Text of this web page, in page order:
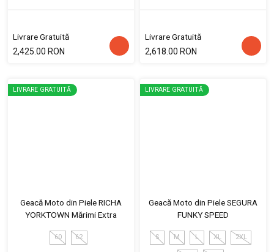
Livrare Gratuită
2,425.00 RON
Livrare Gratuită
2,618.00 RON
LIVRARE GRATUITĂ
Geacă Moto din Piele RICHA
YORKTOWN Mărimi Extra
60 62
LIVRARE GRATUITĂ
Geacă Moto din Piele SEGURA
FUNKY SPEED
S M L XL 2XL